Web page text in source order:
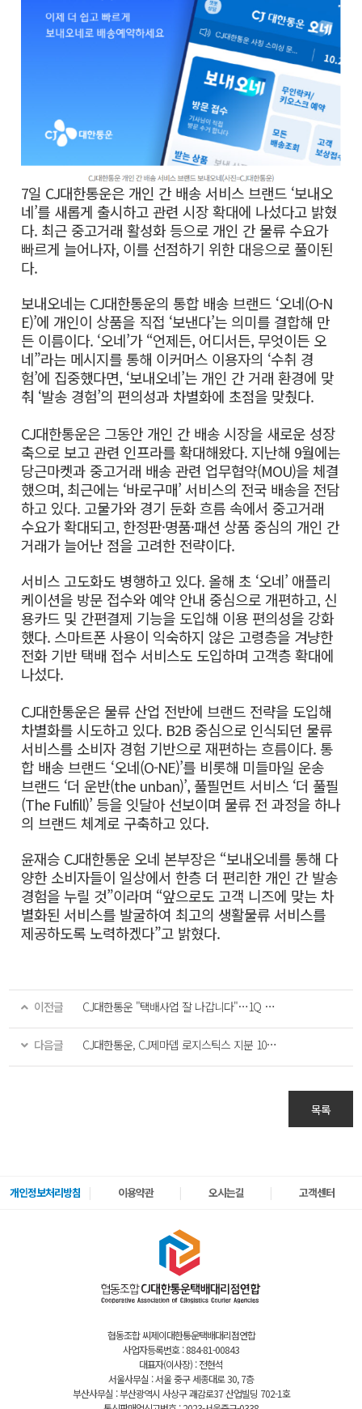
7일 CJ대한통운은 개인 간 배송 서비스 브랜드 ‘보내오
네’를 새롭게 출시하고 관련 시장 확대에 나섰다고 밝혔
다. 최근 중고거래 활성화 등으로 개인 간 물류 수요가
빠르게 늘어나자, 이를 선점하기 위한 대응으로 풀이된
다.
보내오네는 CJ대한통운의 통합 배송 브랜드 ‘오네(O-N
E)’에 개인이 상품을 직접 ‘보낸다’는 의미를 결합해 만
든 이름이다. ‘오네’가 “언제든, 어디서든, 무엇이든 오
네”라는 메시지를 통해 이커머스 이용자의 ‘수취 경
험’에 집중했다면, ‘보내오네’는 개인 간 거래 환경에 맞
춰 ‘발송 경험’의 편의성과 차별화에 초점을 맞췄다.
CJ대한통운은 그동안 개인 간 배송 시장을 새로운 성장
축으로 보고 관련 인프라를 확대해왔다. 지난해 9월에는
당근마켓과 중고거래 배송 관련 업무협약(MOU)을 체결
했으며, 최근에는 ‘바로구매’ 서비스의 전국 배송을 전담
하고 있다. 고물가와 경기 둔화 흐름 속에서 중고거래
수요가 확대되고, 한정판·명품·패션 상품 중심의 개인 간
거래가 늘어난 점을 고려한 전략이다.
서비스 고도화도 병행하고 있다. 올해 초 ‘오네’ 애플리
케이션을 방문 접수와 예약 안내 중심으로 개편하고, 신
용카드 및 간편결제 기능을 도입해 이용 편의성을 강화
했다. 스마트폰 사용이 익숙하지 않은 고령층을 겨냥한
전화 기반 택배 접수 서비스도 도입하며 고객층 확대에
나섰다.
CJ대한통운은 물류 산업 전반에 브랜드 전략을 도입해
차별화를 시도하고 있다. B2B 중심으로 인식되던 물류
서비스를 소비자 경험 기반으로 재편하는 흐름이다. 통
합 배송 브랜드 ‘오네(O-NE)’를 비롯해 미들마일 운송
브랜드 ‘더 운반(the unban)’, 풀필먼트 서비스 ‘더 풀필
(The Fulfill)’ 등을 잇달아 선보이며 물류 전 과정을 하나
의 브랜드 체계로 구축하고 있다.
윤재승 CJ대한통운 오네 본부장은 “보내오네를 통해 다
양한 소비자들이 일상에서 한층 더 편리한 개인 간 발송
경험을 누릴 것”이라며 “앞으로도 고객 니즈에 맞는 차
별화된 서비스를 발굴하여 최고의 생활물류 서비스를
제공하도록 노력하겠다”고 밝혔다.
이전글 CJ대한통운 "택배사업 잘 나갑니다"…1Q 영업익 22% 증가 전망
다음글 CJ대한통운, CJ제마뎁 로지스틱스 지분 100% 취득…“초격차 물류 경쟁력 확보”
목록
개인정보처리방침 이용약관 오시는길 고객센터
협동조합 씨제이대한통운택배대리점연합
사업자등록번호 : 884-81-00843
대표자(이사장) : 전현석
서울사무실 : 서울 중구 세종대로 30, 7층
부산사무실 : 부산광역시 사상구 괘감로37 산업빌딩 702-1호